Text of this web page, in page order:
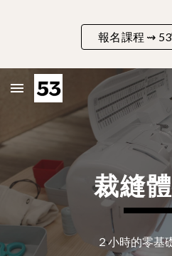
Skip to main content
報名課程 ⇝
裁縫
２小時的零基